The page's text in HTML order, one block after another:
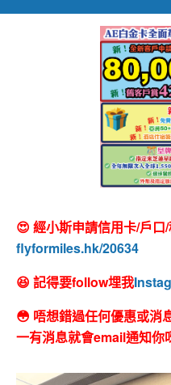
😍 經小斯申請信用卡/戶口
flyformiles.hk/20634
😆 記得要follow埋我
😳 唔想錯過任何優惠或消
一有消息就會email通知你